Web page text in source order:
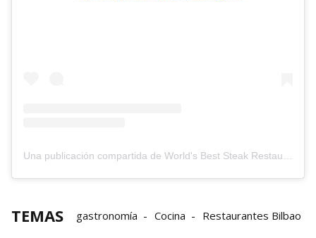
TEMAS gastronomía Cocina Restaurantes Bilbao